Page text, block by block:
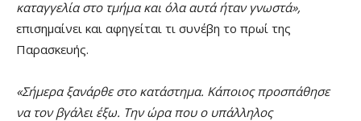
καταγγελία στο τμήμα και όλα αυτά ήταν γνωστά»,
επισημαίνει και αφηγείται τι συνέβη το πρωί της
Παρασκευής.
«Σήμερα ξανάρθε στο κατάστημα. Κάποιος προσπάθησε
να τον βγάλει έξω. Την ώρα που ο υπάλληλος